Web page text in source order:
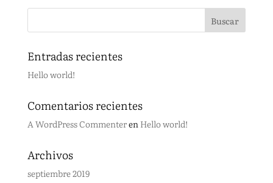
Entradas recientes
Hello world!
Comentarios recientes
A WordPress Commenteren Hello world!
Archivos
septiembre 2019